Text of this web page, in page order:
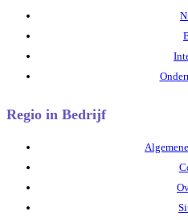
Regio in Bedrijf